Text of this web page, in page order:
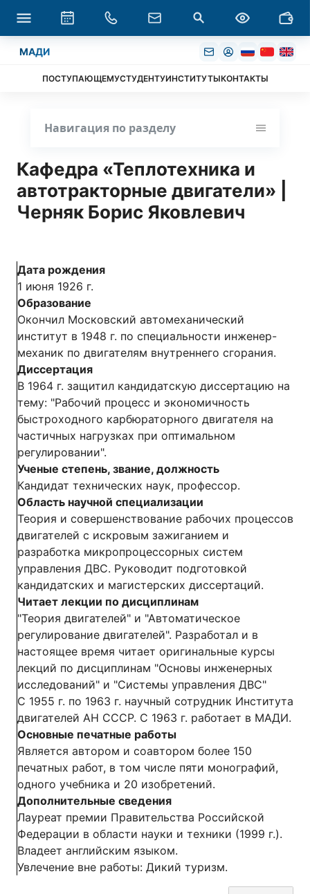
МАДИ
ПОСТУПАЮЩЕМУСТУДЕНТУИНСТИТУТЫКОНТАКТЫ
Кафедра «Теплотехника и
автотракторные двигатели» |
Черняк Борис Яковлевич
Дата рождения
1 июня 1926 г.
Образование
Окончил Московский автомеханический
институт в 1948 г. по специальности инженер-
механик по двигателям внутреннего сгорания.
Диссертация
В 1964 г. защитил кандидатскую диссертацию на
тему: "Рабочий процесс и экономичность
быстроходного карбюраторного двигателя на
частичных нагрузках при оптимальном
регулировании".
Ученые степень, звание, должность
Кандидат технических наук, профессор.
Область научной специализации
Теория и совершенствование рабочих процессов
двигателей с искровым зажиганием и
разработка микропроцессорных систем
управления ДВС. Руководит подготовкой
кандидатских и магистерских диссертаций.
Читает лекции по дисциплинам
"Теория двигателей" и "Автоматическое
регулирование двигателей". Разработал и в
настоящее время читает оригинальные курсы
лекций по дисциплинам "Основы инженерных
исследований" и "Системы управления ДВС"
С 1955 г. по 1963 г. научный сотрудник Института
двигателей АН СССР. С 1963 г. работает в МАДИ.
Основные печатные работы
Является автором и соавтором более 150
печатных работ, в том числе пяти монографий,
одного учебника и 20 изобретений.
Дополнительные сведения
Лауреат премии Правительства Российской
Федерации в области науки и техники (1999 г.).
Владеет английским языком.
Увлечение вне работы: Дикий туризм.
Навигация по разделу